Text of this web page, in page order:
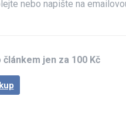
nebo napište na
jen za 100 Kč